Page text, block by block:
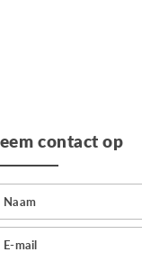
contact op